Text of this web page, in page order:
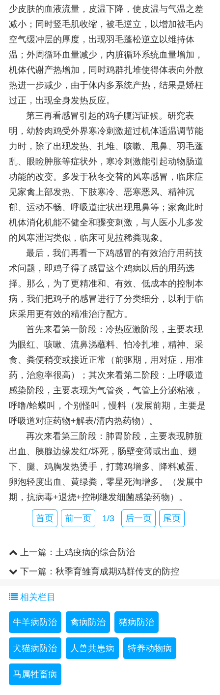
少皮肤的血液流量，皮温下降，使皮温与气温之差
减小；同时竖毛肌收缩，被毛逆立，以增加被毛内
空气缓冲层的厚度，出现羽毛蓬松逆立以维持体
温；外周循环血量减少，内脏循环系统血量增加，
机体代谢产热增加，同时鸡群扎堆使得体表向外散
热进一步减少，由于体内多系统产热，结果是矫枉
过正，出现全身发热反应。
第三再看感冒引起的鸡子腹泻证候。研究表
明，幼龄肉鸡受外界寒冷刺激超过机体适温调节能
力时，除了出现发热、扎堆、咳嗽、甩鼻、羽毛蓬
乱、眼睑肿胀等症状外，寒冷刺激能引起动物肠道
功能的改变。多发于秋冬交替的风寒感冒，临床症
见家禽上部发热、下肢寒冷、恶寒恶风、精神沉
郁、运动不畅、呼吸道症状出现甩鼻等；家禽此时
机体消化机能不健全和骤变刺激，与人医小儿多发
的风寒泄泻类似，临床可见拉稀粪现象。
最后，我们再看一下鸡感冒的有效治疗用药技
术问题，即鸡子得了感冒这个鸡病以后的用药选
择。那么，为了更精准和、有效、低成本的控制本
病，我们把鸡子的感冒进行了分类细分，以利于临
床采用更有效的精准治疗配方。
首先来看第一阶段：冷热应激阶段，主要表现
为眼红、咳嗽、流鼻涕蘸料、怕冷扎堆，精神、采
食、粪便稍变或接近正常（前驱期，用对症，用准
药，治愈率很高）；其次来看第二阶段：上呼吸道
感染阶段，主要表现为气管炎，气管上分泌粘液，
呼噜/蛤蟆叫，个别怪叫，慢料（发展前期，主要是
呼吸道对症药物+解表/清内热药物）。
再次来看第三阶段：肺胃阶段，主要表现肺脏
出血、胰腺边缘发红/坏死，肠壁变薄或出血、翅
下、腿、鸡胸发热烫手，打蔫鸡增多、降料减蛋、
卵泡轻度出血、黄绿粪，零星死淘增多。（发展中
期，抗病毒+退烧+控制继发细菌感染药物）。
首页 前一页 1/3 后一页 尾页
上一篇： 土鸡疫病的综合防治
下一篇： 秋季育雏育成期鸡群传支的防控
相关栏目
牛羊病防治 禽病防治 猪病防治
犬猫病防治 人兽共患病 特养动物病
马属牲畜病